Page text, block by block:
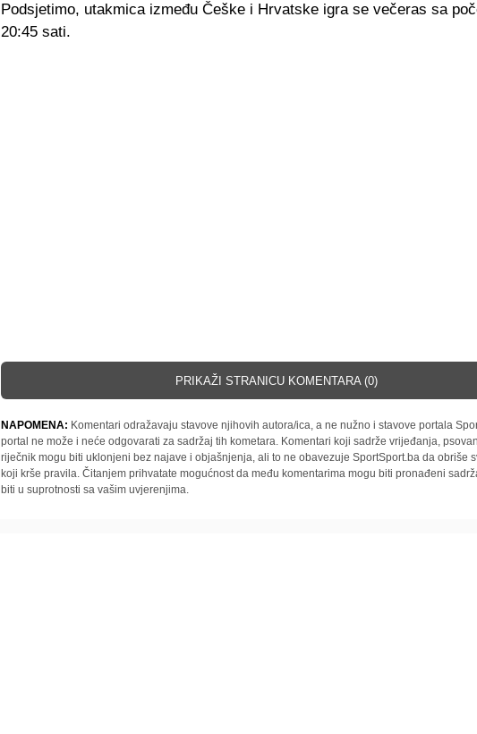
Podsjetimo, utakmica između Češke i Hrvatske igra se večeras sa
20:45 sati.
PRIKAŽI STRANICU KOMENTARA (0)
NAPOMENA: Komentari odražavaju stavove njihovih autora/ica, a ne nužno i stavove portala
portal ne može i neće odgovarati za sadržaj tih kometara. Komentari koji sadrže vrijeđanja,
riječnik mogu biti uklonjeni bez najave i objašnjenja, ali to ne obavezuje SportSport.ba da obriše
koji krše pravila. Čitanjem prihvatate mogućnost da među komentarima mogu biti pronađeni
biti u suprotnosti sa vašim uvjerenjima.